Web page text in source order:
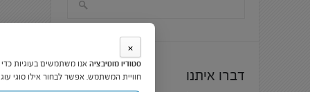
דברו איתנו
×
סטודיו מוטיבציה אנו משתמשים בעוגיות
חוויית המשתמש. אפשר לבחור אילו סוגי